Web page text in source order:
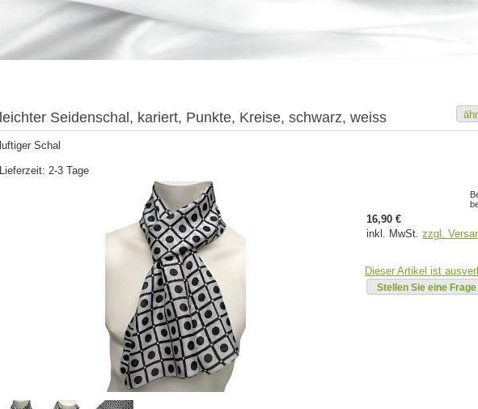
leichter Seidenschal, kariert, Punkte, Kreise, schwarz, weiss
luftiger Schal
Lieferzeit: 2-3 Tage
16,90 €
inkl. MwSt.zzgl.
Dieser Artikel ist
Stellen Sie eine